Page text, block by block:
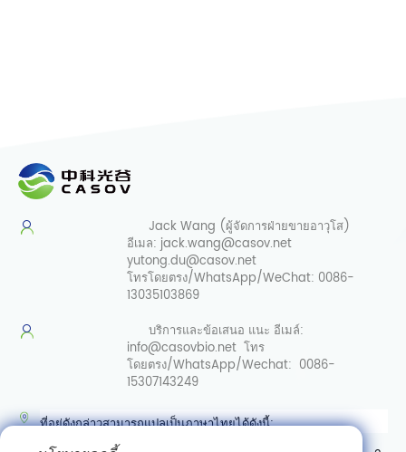
Jack Wang (ผู้จัดการฝ่ายขายอาวุโส)
อีเมล: jack.wang@casov.net
yutong.du@casov.net
โทรโดยตรง/WhatsApp/WeChat: 0086-
13035103869
บริการและข้อเสนอ แนะ อีเมล์:
info@casovbio.net โทร
โดยตรง/WhatsApp/Wechat: 0086-
15307143249
ที่อยู่ดังกล่าวสามารถแปลเป็นภาษาไทยได้ดังนี้: